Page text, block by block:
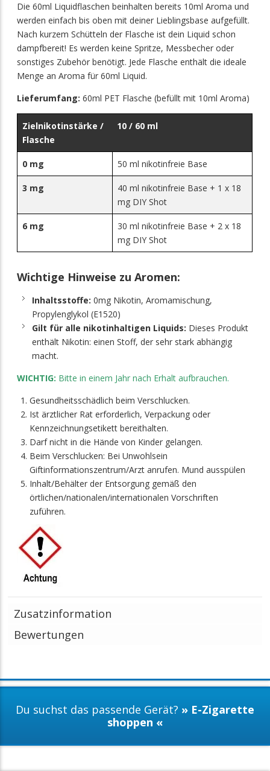
Die 60ml Liquidflaschen beinhalten bereits 10ml Aroma und
werden einfach bis oben mit deiner Lieblingsbase aufgefüllt.
Nach kurzem Schütteln der Flasche ist dein Liquid schon
dampfbereit! Es werden keine Spritze, Messbecher oder
sonstiges Zubehör benötigt. Jede Flasche enthält die ideale
Menge an Aroma für 60ml Liquid.
Lieferumfang: 60ml PET Flasche (befüllt mit 10ml Aroma)
Zielnikotinstärke /
Flasche
10 / 60 ml
0 mg 50 ml nikotinfreie Base
3 mg
40 ml nikotinfreie Base + 1 x 18
mg DIY Shot
6 mg
30 ml nikotinfreie Base + 2 x 18
mg DIY Shot
Wichtige Hinweise zu Aromen:
Inhaltsstoffe: 0mg Nikotin, Aromamischung,
Propylenglykol (E1520)
Gilt für alle nikotinhaltigen Liquids: Dieses Produkt
enthält Nikotin: einen Stoff, der sehr stark abhängig
macht.
WICHTIG: Bitte in einem Jahr nach Erhalt aufbrauchen.
Gesundheitsschädlich beim Verschlucken.
Ist ärztlicher Rat erforderlich, Verpackung oder
Kennzeichnungsetikett bereithalten.
Darf nicht in die Hände von Kinder gelangen.
Beim Verschlucken: Bei Unwohlsein
Giftinformationszentrum/Arzt anrufen. Mund ausspülen
Inhalt/Behälter der Entsorgung gemäß den
örtlichen/nationalen/internationalen Vorschriften
zuführen.
Zusatzinformation
Bewertungen
Du suchst das passende Gerät? » E-Zigarette
shoppen «